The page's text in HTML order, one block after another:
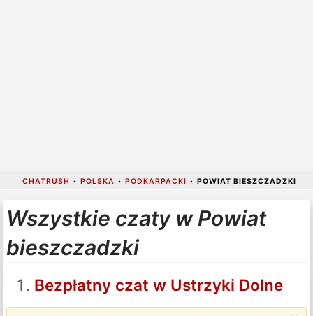
CHATRUSH • POLSKA • PODKARPACKI • POWIAT BIESZCZADZKI
Wszystkie czaty w Powiat
bieszczadzki
Bezpłatny czat w Ustrzyki Dolne